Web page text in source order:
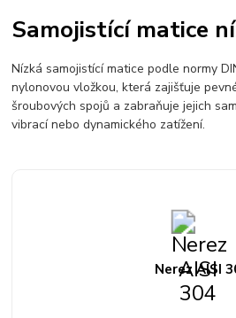
Samojistící matice
Nízká samojistící matice podle normy
nylonovou vložkou, která zajišťuje
šroubových spojů a zabraňuje jejich
vibrací nebo dynamického zatížení.
Nerez AISI